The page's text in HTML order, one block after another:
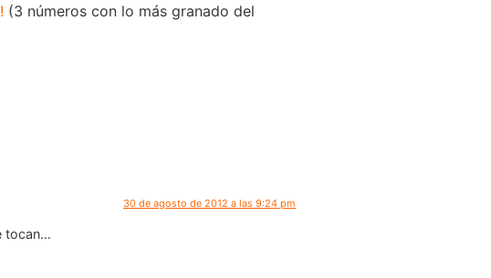
(3 números con lo más granado del
30 de agosto de 2012 a las 9:24 pm
tocan…